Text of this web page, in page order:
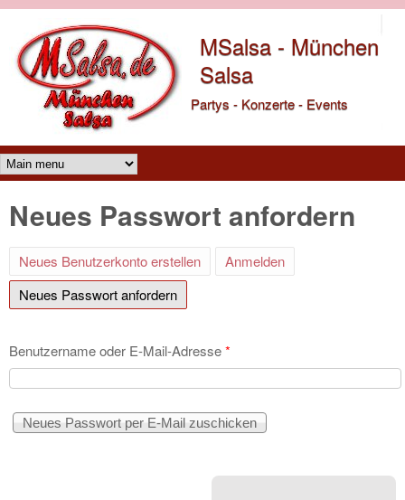
MSalsa - München
Salsa
Partys - Konzerte - Events
Main menu
Neues Passwort anfordern
Neues Benutzerkonto erstellen
Anmelden
Neues Passwort anfordern
Benutzername oder E-Mail-Adresse*